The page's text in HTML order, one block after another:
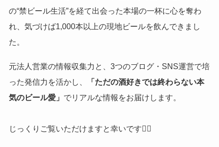
の“禁ビール生活”を経て出会った本場の一杯に心を奪わ
れ、気づけば1,000本以上の現地ビールを飲んできまし
た。
元法人営業の情報収集力と、3つのブログ・SNS運営で培
った発信力を活かし、
「ただの酒好きでは終わらない本
気のビール愛」 でリアルな情報をお届けします。
じっくりご覧いただけますと幸いです🙇‍♀️